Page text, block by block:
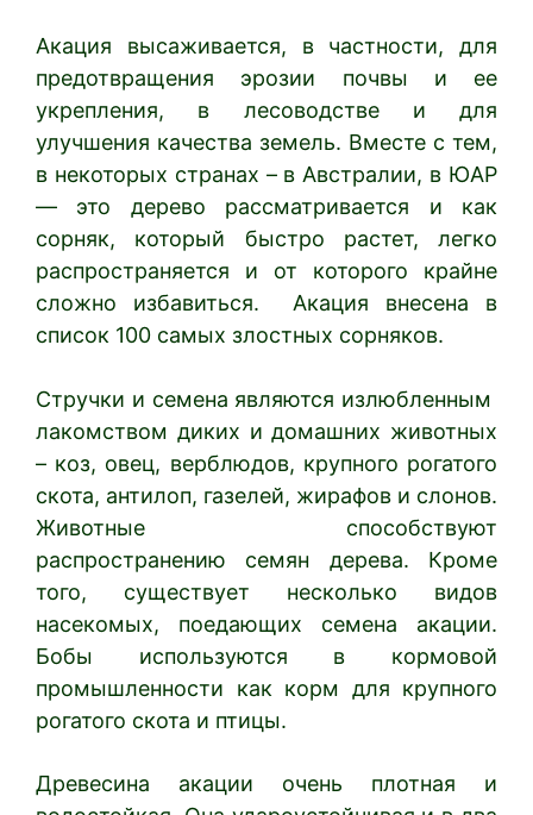
Акация высаживается, в частности, для
предотвращения эрозии почвы и ее
укрепления, в лесоводстве и для
улучшения качества земель. Вместе с тем,
в некоторых странах – в Австралии, в ЮАР
— это дерево рассматривается и как
сорняк, который быстро растет, легко
распространяется и от которого крайне
сложно избавиться. Акация внесена в
список 100 самых злостных сорняков.
Стручки и семена являются излюбленным
лакомством диких и домашних животных
– коз, овец, верблюдов, крупного рогатого
скота, антилоп, газелей, жирафов и слонов.
Животные способствуют
распространению семян дерева. Кроме
того, существует несколько видов
насекомых, поедающих семена акации.
Бобы используются в кормовой
промышленности как корм для крупного
рогатого скота и птицы.
Древесина акации очень плотная и